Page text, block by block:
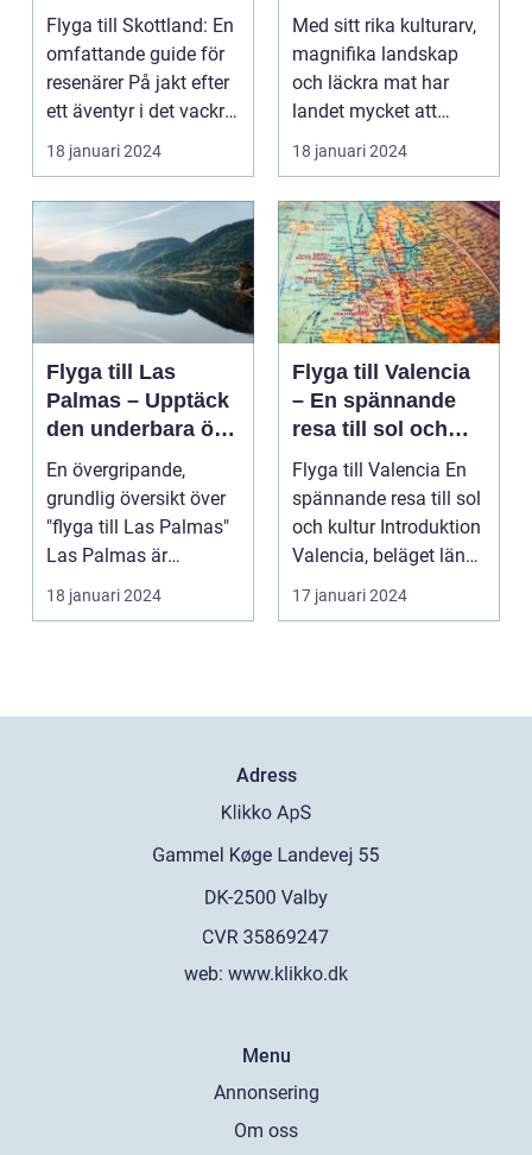
Flyga till Skottland: En
omfattande guide för
resenärer På jakt efter
ett äventyr i det vackra
Skot...
18 januari 2024
destination för
många resenärer
Med sitt rika kulturarv,
magnifika landskap
och läckra mat har
landet mycket att
erbjuda. I denna ar...
18 januari 2024
Flyga till Las
Palmas – Upptäck
den underbara ön
Gran Canaria
En övergripande,
grundlig översikt över
"flyga till Las Palmas"
Las Palmas är
huvudstaden på den
va...
18 januari 2024
Flyga till Valencia
– En spännande
resa till sol och
kultur
Flyga till Valencia En
spännande resa till sol
och kultur Introduktion
Valencia, beläget längs
Sp...
17 januari 2024
Adress
web: www.klikko.dk
Menu
Annonsering
Om oss